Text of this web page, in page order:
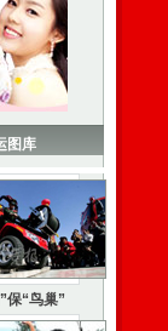
图库
保“鸟巢”